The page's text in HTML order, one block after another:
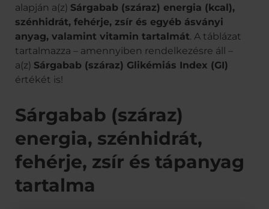
alapján a(z) Sárgabab (száraz) energia (kcal),
szénhidrát, fehérje, zsír és egyéb ásványi
anyag, valamint vitamin tartalmát. A táblázat
tartalmazza – amennyiben rendelkezésre áll –
a(z) Sárgabab (száraz) Glikémiás Index (GI)
értékét is!
Sárgabab (száraz)
energia, szénhidrát,
fehérje, zsír és tápanyag
tartalma